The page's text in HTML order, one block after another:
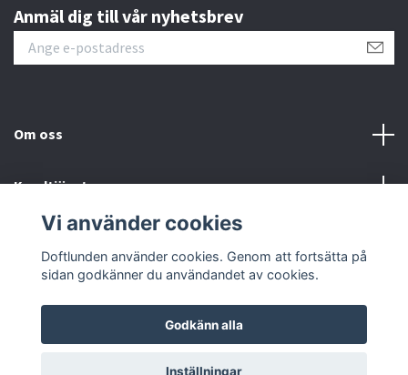
Anmäl dig till vår nyhetsbrev
Om oss
Kundtjänst
© 2026 Doftlunden
Vi använder cookies
Doftlunden använder cookies. Genom att fortsätta på
sidan godkänner du användandet av cookies.
Godkänn alla
Inställningar